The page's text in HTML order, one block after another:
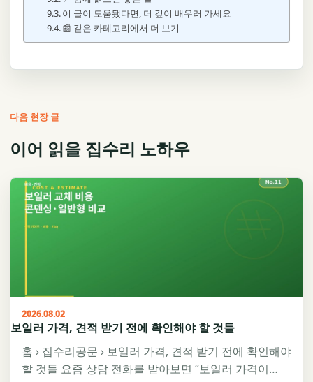
이 글이 도움됐다면, 더 깊이 배우러 가세요
📰 같은 카테고리에서 더 보기
다음 현장 글
이어 읽을 집수리 노하우
2026.08.02
보일러 가격, 견적 받기 전에 확인해야 할 것들
홈 › 집수리공문 › 보일러 가격, 견적 받기 전에 확인해야
할 것들 요즘 상담 전화를 받아보면 “보일러 가격이…